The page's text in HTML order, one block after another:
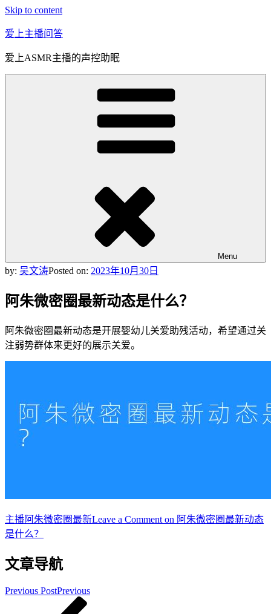
Skip to content
爱上主播问答
爱上ASMR主播的声控助眠
Menu
by: 吴文涛Posted on: 2023年10月30日
阿朱微密圈最新动态是什么？
阿朱微密圈最新动态是开展婴幼儿关爱助残活动，希望通过关
注弱势群体来更好的展示关爱。
主播阿朱️微密圈最新Leave a Comment on 阿朱微密圈最新动态
是什么？
文章导航
Previous PostPrevious